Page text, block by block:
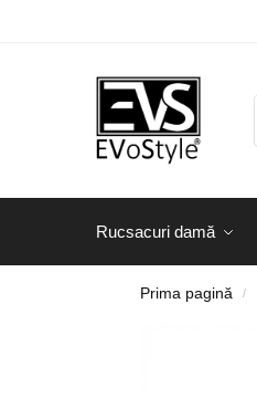
Rucsacuri damă
Prima pagină /